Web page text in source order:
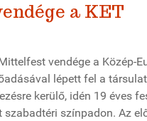
a KET
vendége a Közép-
lépett fel a
kerülő, idén 19 éves
színpadon. Az